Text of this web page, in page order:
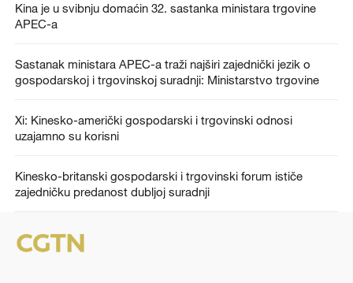
Kina je u svibnju domaćin 32. sastanka ministara trgovine
APEC-a
Sastanak ministara APEC-a traži najširi zajednički jezik o
gospodarskoj i trgovinskoj suradnji: Ministarstvo trgovine
Xi: Kinesko-američki gospodarski i trgovinski odnosi
uzajamno su korisni
Kinesko-britanski gospodarski i trgovinski forum ističe
zajedničku predanost dubljoj suradnji